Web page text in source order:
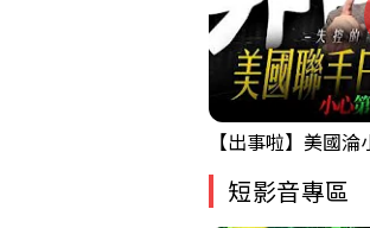
短影音專區